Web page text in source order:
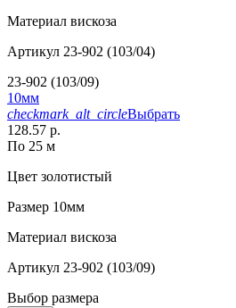
Материал вискоза
Артикул 23-902 (103/04)
23-902 (103/09)
10мм
checkmark_alt_circleВыбрать
128.57 р.
По 25 м
Цвет золотистый
Размер 10мм
Материал вискоза
Артикул 23-902 (103/09)
Выбор размера